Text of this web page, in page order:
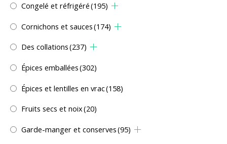
Congelé et réfrigéré(195)
Cornichons et sauces(174)
Des collations(237)
Épices emballées(302)
Épices et lentilles en vrac(158)
Fruits secs et noix(20)
Garde-manger et conserves(95)